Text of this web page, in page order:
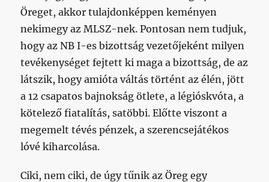
Öreget, akkor tulajdonképpen keményen
nekimegy az MLSZ-nek. Pontosan nem tudjuk,
hogy az NB I-es bizottság vezetőjeként milyen
tevékenységet fejtett ki maga a bizottság, de az
látszik, hogy amióta váltás történt az élén, jött
a 12 csapatos bajnokság ötlete, a légióskvóta, a
kötelező fiatalítás, satöbbi. Előtte viszont a
megemelt tévés pénzek, a szerencsejátékos
lóvé kiharcolása.
Ciki, nem ciki, de úgy tűnik az Öreg egy